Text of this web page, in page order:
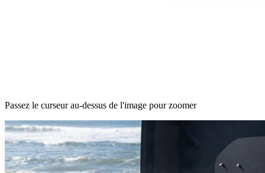
Passez le curseur au-dessus de l'image pour zoomer